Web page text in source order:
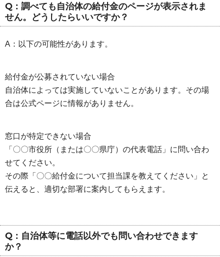
Q：調べても自治体の給付金のページが表示されま
せん。どうしたらいいですか？
A：以下の可能性があります。
給付金が公募されていない場合
自治体によっては実施していないことがあります。その場
合は公式ページに情報がありません。
窓口が特定できない場合
「〇〇市役所（または〇〇県庁）の代表電話」に問い合わ
せてください。
その際「〇〇給付金について担当課を教えてください」と
伝えると、適切な部署に案内してもらえます。
Q：自治体等に電話以外でも問い合わせできます
か？